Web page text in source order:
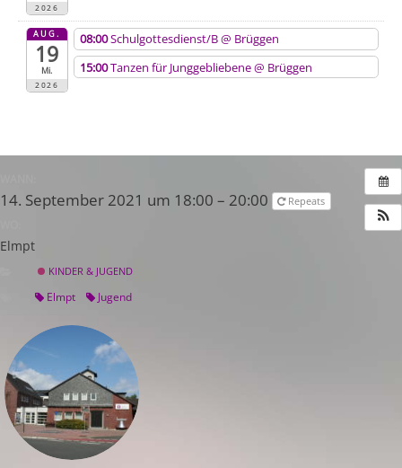
2026
AUG.
19
Mi.
2026
08:00Schulgottesdienst/B@ Brüggen
15:00Tanzen für Junggebliebene@ Brüggen
14. September 2021 um 18:00 – 20:00 Repeats
Elmpt
KINDER & JUGEND
Elmpt Jugend